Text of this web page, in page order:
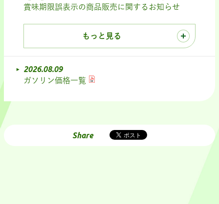
賞味期限誤表示の商品販売に関するお知らせ
もっと見る
2026.08.09
ガソリン価格一覧
Share